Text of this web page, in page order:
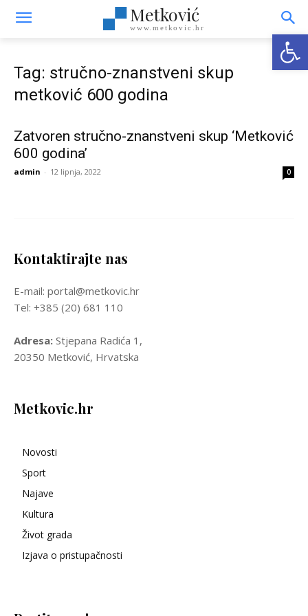
Metković
www.metkovic.hr
Tag: stručno-znanstveni skup
metković 600 godina
Zatvoren stručno-znanstveni skup ‘Metković
600 godina’
admin - 12 lipnja, 2022 0
Kontaktirajte nas
E-mail: portal@metkovic.hr
Tel: +385 (20) 681 110
Adresa: Stjepana Radića 1,
20350 Metković, Hrvatska
Metkovic.hr
Novosti
Sport
Najave
Kultura
Život grada
Izjava o pristupačnosti